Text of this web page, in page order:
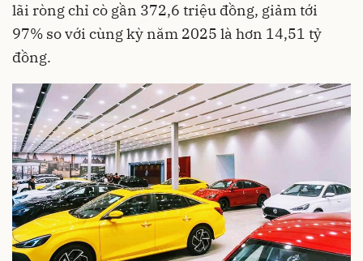
lãi ròng chỉ cò gần 372,6 triệu đồng, giảm tới
97% so với cùng kỳ năm 2025 là hơn 14,51 tỷ
đồng.